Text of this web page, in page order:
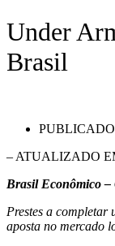
Under
Brasil
– ATUALIZADO
Brasil Econômico
Prestes a completar
aposta no mercado